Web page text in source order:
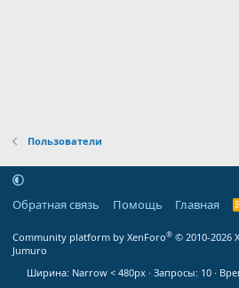
Пользователи
Обратная связь Помощь Главная
Community platform by XenForo® © 2010-2026
Jumuro
Ширина
Запросы 10